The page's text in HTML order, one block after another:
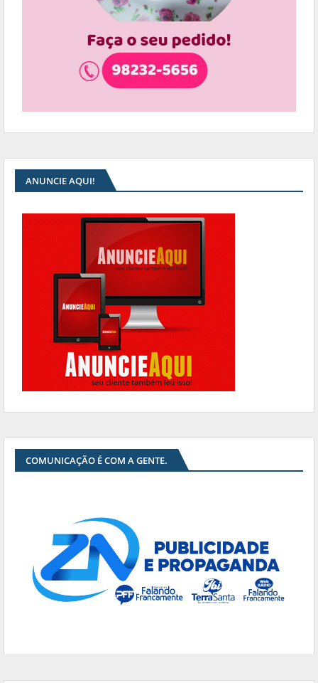
ANUNCIE AQUI!
COMUNICAÇÃO É COM A GENTE.